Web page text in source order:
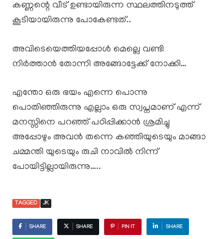
കണ്ണന്റെ വീട് ഉണ്ടായിരുന്ന സ്ഥലത്തിനടുത്ത്
കൂടിയായിരുന്നു പോകേണ്ടത്..
അവിടെയെത്തിയപ്പോൾ മെല്ലെ വണ്ടി
നിർത്താൻ തോന്നി അങ്ങോട്ടേക്ക് നോക്കി…
എന്തോ ഒരു ഭയം എന്നെ പൊന്നു
പൊതിഞ്ഞിരുന്നു എല്ലാം ഒരു സ്വപ്നമാണ് എന്ന്
മനസ്സിനെ പറഞ്ഞ് പഠിപ്പിക്കാൻ ശ്രമിച്ചു
അപ്പോഴും അവൻ തന്നെ കഞ്ഞിയുടെയും മാങ്ങാ
ചമ്മന്തി യുടെയും രുചി നാവിൽ നിന്ന്
പോയിട്ടില്ലായിരുന്നു…..
TAGGED JK
SHARE SHARE PIN IT SHARE